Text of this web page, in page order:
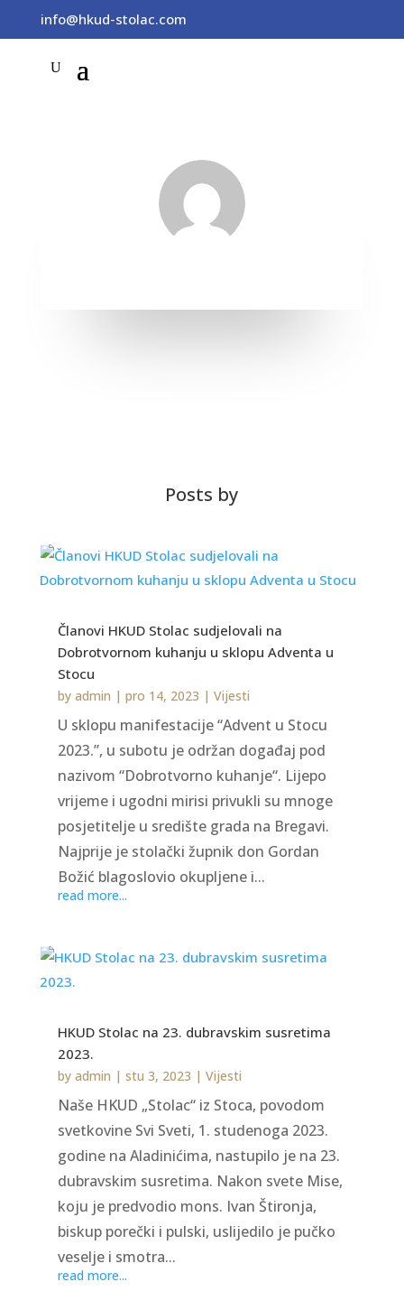
info@hkud-stolac.com
Posts by
Članovi HKUD Stolac sudjelovali na
Dobrotvornom kuhanju u sklopu Adventa u
Stocu
by admin | pro 14, 2023 | Vijesti
U sklopu manifestacije “Advent u Stocu
2023.”, u subotu je održan događaj pod
nazivom “Dobrotvorno kuhanje“. Lijepo
vrijeme i ugodni mirisi privukli su mnoge
posjetitelje u središte grada na Bregavi.
Najprije je stolački župnik don Gordan
Božić blagoslovio okupljene i...
read more...
HKUD Stolac na 23. dubravskim susretima
2023.
by admin | stu 3, 2023 | Vijesti
Naše HKUD „Stolac“ iz Stoca, povodom
svetkovine Svi Sveti, 1. studenoga 2023.
godine na Aladinićima, nastupilo je na 23.
dubravskim susretima. Nakon svete Mise,
koju je predvodio mons. Ivan Štironja,
biskup porečki i pulski, uslijedilo je pučko
veselje i smotra...
read more...